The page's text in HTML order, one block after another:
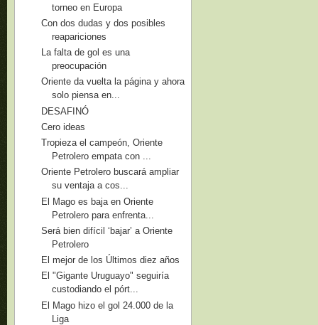
torneo en Europa
Con dos dudas y dos posibles
reapariciones
La falta de gol es una
preocupación
Oriente da vuelta la página y ahora
solo piensa en...
DESAFINÓ
Cero ideas
Tropieza el campeón, Oriente
Petrolero empata con ...
Oriente Petrolero buscará ampliar
su ventaja a cos...
El Mago es baja en Oriente
Petrolero para enfrenta...
Será bien difícil ‘bajar’ a Oriente
Petrolero
El mejor de los Últimos diez años
El "Gigante Uruguayo" seguiría
custodiando el pórt...
El Mago hizo el gol 24.000 de la
Liga